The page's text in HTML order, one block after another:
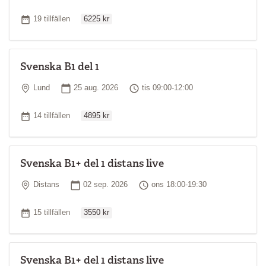
Antal tillfällen
19 tillfällen 6225 kr
Svenska B1 del 1
Plats
Lund Startdatum
25 aug. 2026 Tid
tis 09:00-12:00
Antal tillfällen
14 tillfällen 4895 kr
Svenska B1+ del 1 distans live
Plats
Distans Startdatum
02 sep. 2026 Tid
ons 18:00-19:30
Antal tillfällen
15 tillfällen 3550 kr
Svenska B1+ del 1 distans live